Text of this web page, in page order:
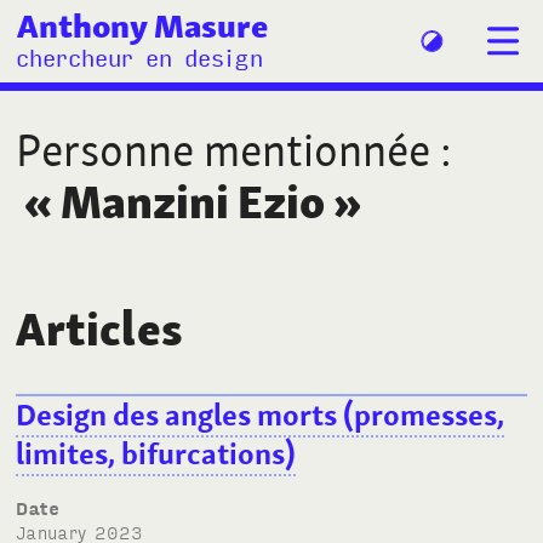
Anthony Masure
chercheur en design
Personne mentionnée :
«Manzini Ezio»
Articles
Design des angles morts (promesses,
limites, bifurcations)
Date
January 2023